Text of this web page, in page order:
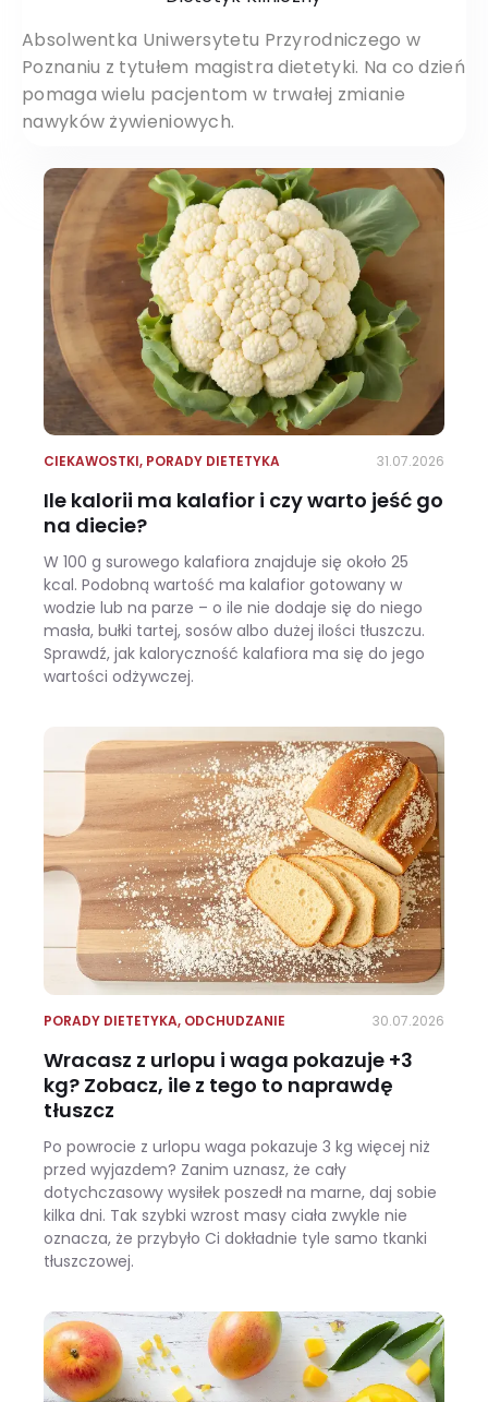
Absolwentka Uniwersytetu Przyrodniczego w
Poznaniu z tytułem magistra dietetyki. Na co dzień
pomaga wielu pacjentom w trwałej zmianie
nawyków żywieniowych.
CIEKAWOSTKI, PORADY DIETETYKA 31.07.2026
Ile kalorii ma kalafior i czy warto jeść go
na diecie?
W 100 g surowego kalafiora znajduje się około 25
kcal. Podobną wartość ma kalafior gotowany w
wodzie lub na parze – o ile nie dodaje się do niego
masła, bułki tartej, sosów albo dużej ilości tłuszczu.
Sprawdź, jak kaloryczność kalafiora ma się do jego
wartości odżywczej.
PORADY DIETETYKA, ODCHUDZANIE 30.07.2026
Wracasz z urlopu i waga pokazuje +3
kg? Zobacz, ile z tego to naprawdę
tłuszcz
Po powrocie z urlopu waga pokazuje 3 kg więcej niż
przed wyjazdem? Zanim uznasz, że cały
dotychczasowy wysiłek poszedł na marne, daj sobie
kilka dni. Tak szybki wzrost masy ciała zwykle nie
oznacza, że przybyło Ci dokładnie tyle samo tkanki
tłuszczowej.